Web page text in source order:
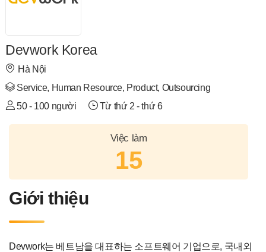
Việc làm
15
Devwork Korea
Hà Nội
Service, Human Resource, Product, Outsourcing
50 - 100 người
Từ thứ 2 - thứ 6
Giới thiệu
Devwork는 베트남을 대표하는 소프트웨어 기업으로, 국내외